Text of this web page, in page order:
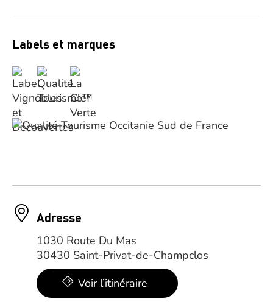
Labels et marques
Adresse
1030 Route Du Mas
30430 Saint-Privat-de-Champclos
Voir l’itinéraire